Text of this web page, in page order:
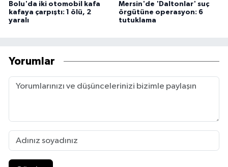
Bolu'da iki otomobil kafa
kafaya çarpıştı: 1 ölü, 2
yaralı
Mersin'de 'Daltonlar' suç
örgütüne operasyon: 6
tutuklama
Yorumlar